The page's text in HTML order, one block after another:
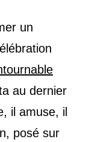
un
au dernier
il amuse, il
posé sur